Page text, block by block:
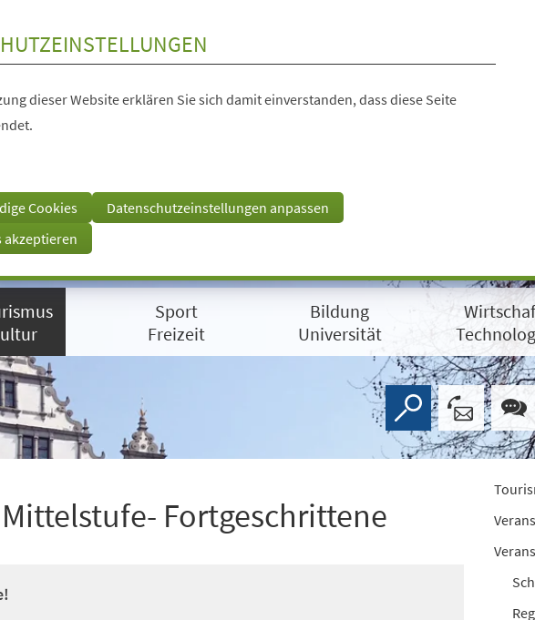
dieser Website erklären Sie sich damit einverstanden, dass diese Seite
Cookies
Datenschutzeinstellungen anpassen
akzeptieren
Sport
Freizeit
Bildung
Universität
Fortgeschrittene